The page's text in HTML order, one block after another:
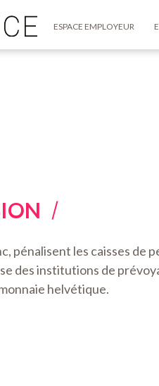
ESPACE EMPLOYEUR
les caisses de
des institutions de
helvétique.